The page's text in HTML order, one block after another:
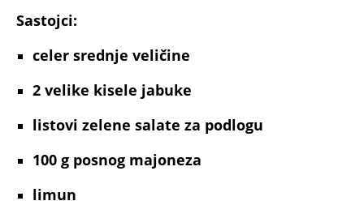
Sastojci:
celer srednje veličine
2 velike kisele jabuke
listovi zelene salate za podlogu
100 g posnog majoneza
limun